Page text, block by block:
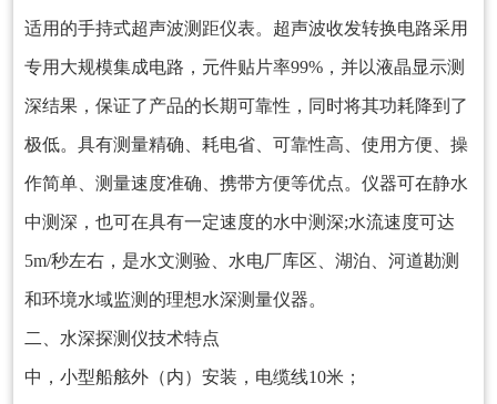
适用的手持式超声波测距仪表。超声波收发转换电路采用
专用大规模集成电路，元件贴片率99%，并以液晶显示测
深结果，保证了产品的长期可靠性，同时将其功耗降到了
极低。具有测量精确、耗电省、可靠性高、使用方便、操
作简单、测量速度准确、携带方便等优点。仪器可在静水
中测深，也可在具有一定速度的水中测深;水流速度可达
5m/秒左右，是水文测验、水电厂库区、湖泊、河道勘测
和环境水域监测的理想水深测量仪器。
二、 水深探测仪技术特点
中，小型船舷外（内）安装，电缆线10米；